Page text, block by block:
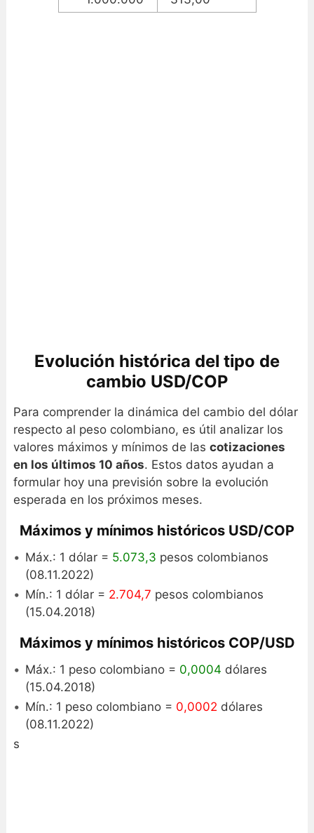
Evolución histórica del tipo de
cambio USD/COP
Para comprender la dinámica del cambio del dólar
respecto al peso colombiano, es útil analizar los
valores máximos y mínimos de las cotizaciones
en los últimos 10 años. Estos datos ayudan a
formular hoy una previsión sobre la evolución
esperada en los próximos meses.
Máximos y mínimos históricos USD/COP
Máx.: 1 dólar = 5.073,3 pesos colombianos
(08.11.2022)
Mín.: 1 dólar = 2.704,7 pesos colombianos
(15.04.2018)
Máximos y mínimos históricos COP/USD
Máx.: 1 peso colombiano = 0,0004 dólares
(15.04.2018)
Mín.: 1 peso colombiano = 0,0002 dólares
(08.11.2022)
s